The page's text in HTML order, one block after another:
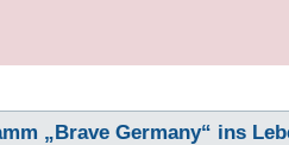
„Brave Germany“ ins